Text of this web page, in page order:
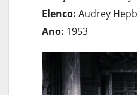
Elenco: Audrey
Ano: 1953